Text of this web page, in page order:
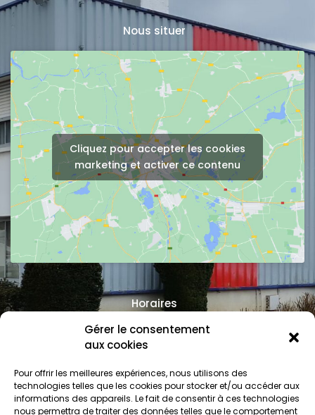
Gérer le consentement
aux cookies
Pour offrir les meilleures expériences, nous utilisons des
technologies telles que les cookies pour stocker et/ou accéder aux
informations des appareils. Le fait de consentir à ces technologies
nous permettra de traiter des données telles que le comportement
Nous situer
Cliquez pour accepter les cookies
marketing et activer ce contenu
Horaires
Lun - Ven: 08:00 - 12:00 / 14:00 - 18:30
Dimanche: Fermé